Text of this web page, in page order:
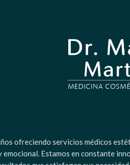
ofreciendo servicios médicos
Estamos en constante